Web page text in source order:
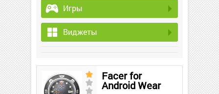
Игры
Виджеты
Facer for
Android Wear